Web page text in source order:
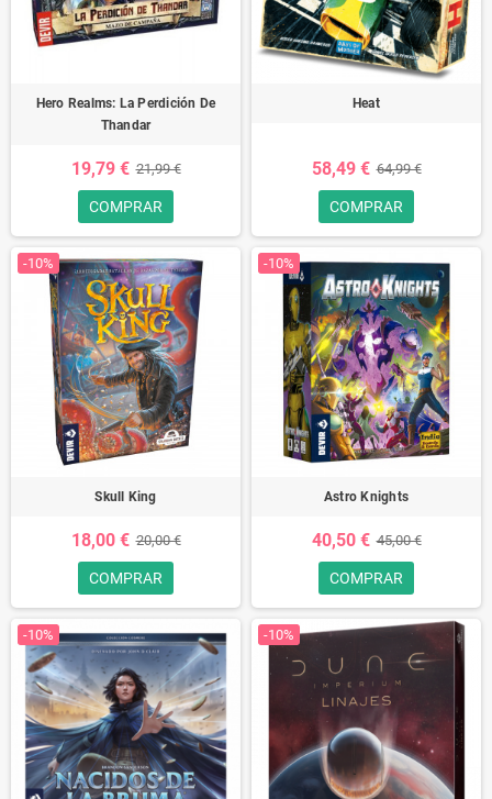
Hero Realms: La Perdición De
Thandar
19,79 € 21,99 €
COMPRAR
Heat
58,49 € 64,99 €
COMPRAR
-10%
Skull King
18,00 € 20,00 €
COMPRAR
-10%
Astro Knights
40,50 € 45,00 €
COMPRAR
-10% -10%